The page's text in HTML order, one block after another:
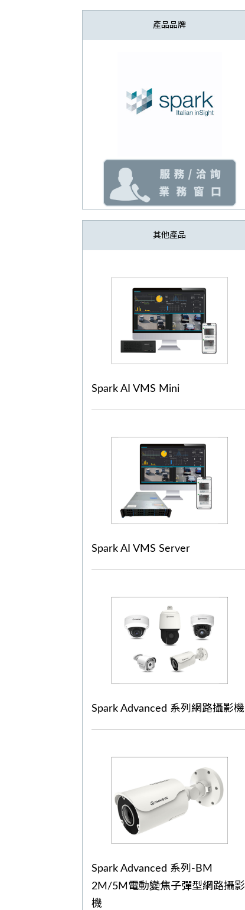
產品品牌
其他產品
Spark AI VMS Mini
Spark AI VMS Server
Spark Advanced 系列網路攝影機
Spark Advanced 系列-BM
2M/5M電動變焦子彈型網路攝影
機